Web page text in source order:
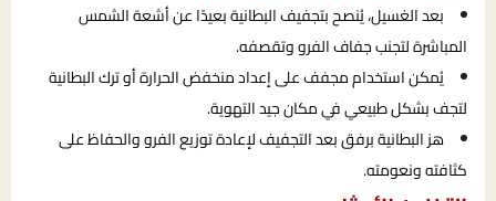
بعد الغسيل، يُنصح بتجفيف البطانية بعيدًا عن أشعة الشمس
المباشرة لتجنب جفاف الفرو وتقصفه.
يُمكن استخدام مجفف على إعداد منخفض الحرارة أو ترك البطانية
لتجف بشكل طبيعي في مكان جيد التهوية.
هز البطانية برفق بعد التجفيف لإعادة توزيع الفرو والحفاظ على
كثافته ونعومته.